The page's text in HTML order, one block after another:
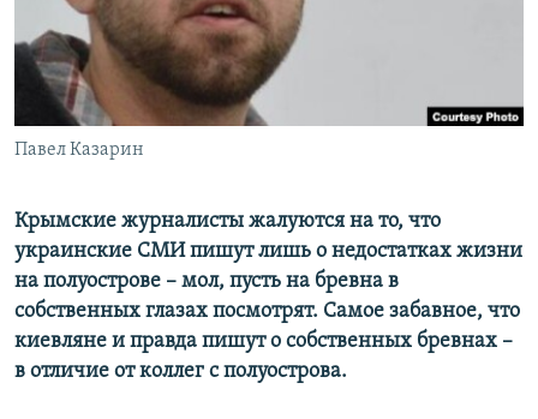
ПОБЕДИТЕЛЕЙ НЕ СУДЯТ?
КРЫМ.НЕПОКОРЕННЫЙ
ELIFBE
УКРАИНСКАЯ ПРОБЛЕМА КРЫМА
ПРИСОЕДИНЯЙТЕСЬ!
Павел Казарин
Крымские журналисты жалуются на то, что
украинские СМИ пишут лишь о недостатках жизни
на полуострове – мол, пусть на бревна в
собственных глазах посмотрят. Самое забавное, что
киевляне и правда пишут о собственных бревнах –
в отличие от коллег с полуострова.